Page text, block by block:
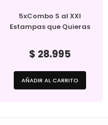
5xCombo S al XXl
Estampas que Quieras
$ 28.995
AÑADIR AL CARRITO